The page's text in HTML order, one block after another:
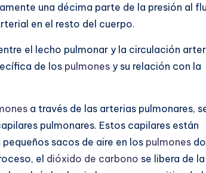
una décima parte de la presión al
en el resto del cuerpo.
el lecho pulmonar y la circulación
de los pulmones y su relación con la
a través de las arterias pulmonares,
pulmonares. Estos capilares están
sacos de aire en los pulmones
el dióxido de carbono se libera de